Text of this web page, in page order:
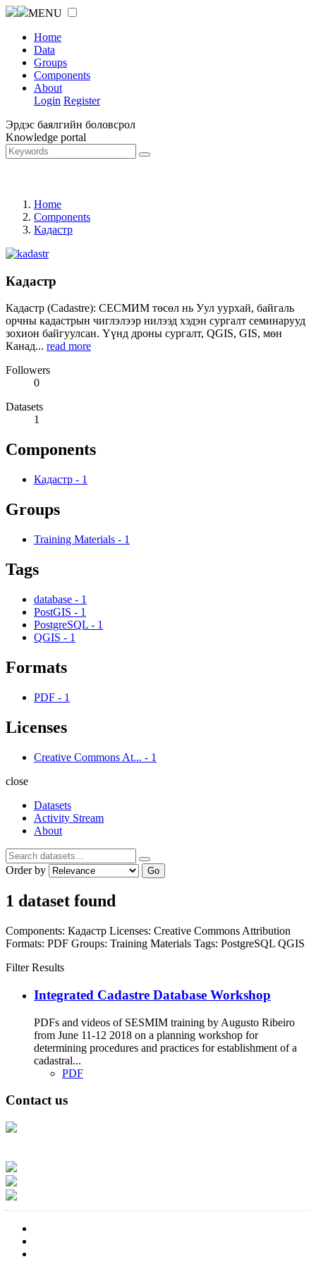
MENU
Home
Data
Groups
Components
About
Login Register
Эрдэс баялгийн боловсрол
Knowledge portal
Home
Components
Кадастр
Кадастр
Кадастр (Cadastre): СЕСМИМ төсөл нь Уул уурхай, байгаль
орчны кадастрын чиглэлээр нилээд хэдэн сургалт семинарууд
зохион байгуулсан. Үүнд дроны сургалт, QGIS, GIS, мөн
Канад... read more
Followers
0
Datasets
1
Components
Кадастр - 1
Groups
Training Materials - 1
Tags
database - 1
PostGIS - 1
PostgreSQL - 1
QGIS - 1
Formats
PDF - 1
Licenses
Creative Commons At... - 1
close
Datasets
Activity Stream
About
Order by Go
1 dataset found
Components: Кадастр Licenses: Creative Commons Attribution
Formats: PDF Groups: Training Materials Tags: PostgreSQL QGIS
Filter Results
Integrated Cadastre Database Workshop
PDFs and videos of SESMIM training by Augusto Ribeiro
from June 11-12 2018 on a planning workshop for
determining procedures and practices for establishment of a
cadastral...
PDF
Contact us